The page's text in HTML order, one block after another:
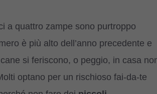
a quattro zampe sono purtroppo
è più alto dell’anno precedente e
si feriscono, o peggio, in casa
optano per un rischioso fai-da-te